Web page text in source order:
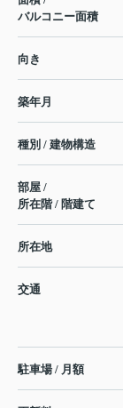
バルコニー面積
向き
築年月
種別 / 建物構造
部屋 /
所在階 / 階建て
所在地
交通
駐車場 / 月額